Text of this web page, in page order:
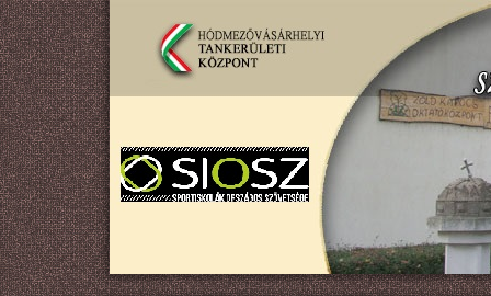
Ugrás a tartalomra